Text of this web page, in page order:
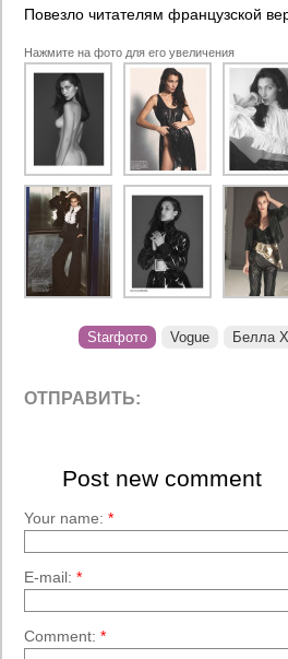
Повезло читателям французской
Нажмите на фото для его увеличения
Starфото Vogue Белла
ОТПРАВИТЬ:
Post new comment
Your name: *
E-mail: *
Comment: *